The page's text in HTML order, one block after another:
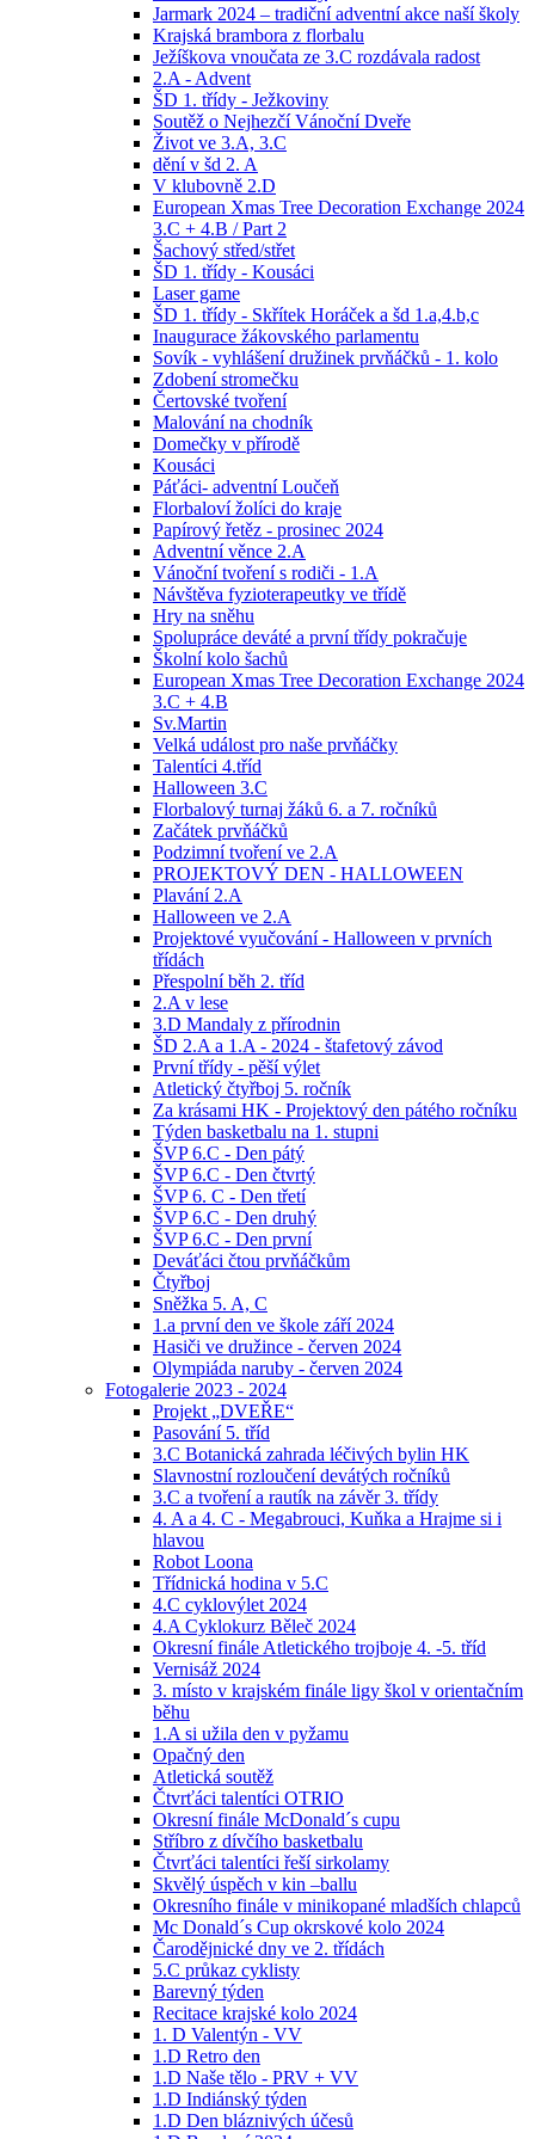
Jarmark 2024 – tradiční adventní akce naší školy
Krajská brambora z florbalu
Ježíškova vnoučata ze 3.C rozdávala radost
2.A - Advent
ŠD 1. třídy - Ježkoviny
Soutěž o Nejhezčí Vánoční Dveře
Život ve 3.A, 3.C
dění v šd 2. A
V klubovně 2.D
European Xmas Tree Decoration Exchange 2024
3.C + 4.B / Part 2
Šachový střed/střet
ŠD 1. třídy - Kousáci
Laser game
ŠD 1. třídy - Skřítek Horáček a šd 1.a,4.b,c
Inaugurace žákovského parlamentu
Sovík - vyhlášení družinek prvňáčků - 1. kolo
Zdobení stromečku
Čertovské tvoření
Malování na chodník
Domečky v přírodě
Kousáci
Páťáci- adventní Loučeň
Florbaloví žolíci do kraje
Papírový řetěz - prosinec 2024
Adventní věnce 2.A
Vánoční tvoření s rodiči - 1.A
Návštěva fyzioterapeutky ve třídě
Hry na sněhu
Spolupráce deváté a první třídy pokračuje
Školní kolo šachů
European Xmas Tree Decoration Exchange 2024
3.C + 4.B
Sv.Martin
Velká událost pro naše prvňáčky
Talentíci 4.tříd
Halloween 3.C
Florbalový turnaj žáků 6. a 7. ročníků
Začátek prvňáčků
Podzimní tvoření ve 2.A
PROJEKTOVÝ DEN - HALLOWEEN
Plavání 2.A
Halloween ve 2.A
Projektové vyučování - Halloween v prvních
třídách
Přespolní běh 2. tříd
2.A v lese
3.D Mandaly z přírodnin
ŠD 2.A a 1.A - 2024 - štafetový závod
První třídy - pěší výlet
Atletický čtyřboj 5. ročník
Za krásami HK - Projektový den pátého ročníku
Týden basketbalu na 1. stupni
ŠVP 6.C - Den pátý
ŠVP 6.C - Den čtvrtý
ŠVP 6. C - Den třetí
ŠVP 6.C - Den druhý
ŠVP 6.C - Den první
Deváťáci čtou prvňáčkům
Čtyřboj
Sněžka 5. A, C
1.a první den ve škole září 2024
Hasiči ve družince - červen 2024
Olympiáda naruby - červen 2024
Fotogalerie 2023 - 2024
Projekt „DVEŘE“
Pasování 5. tříd
3.C Botanická zahrada léčivých bylin HK
Slavnostní rozloučení devátých ročníků
3.C a tvoření a rautík na závěr 3. třídy
4. A a 4. C - Megabrouci, Kuňka a Hrajme si i
hlavou
Robot Loona
Třídnická hodina v 5.C
4.C cyklovýlet 2024
4.A Cyklokurz Běleč 2024
Okresní finále Atletického trojboje 4. -5. tříd
Vernisáž 2024
3. místo v krajském finále ligy škol v orientačním
běhu
1.A si užila den v pyžamu
Opačný den
Atletická soutěž
Čtvrťáci talentíci OTRIO
Okresní finále McDonald´s cupu
Stříbro z dívčího basketbalu
Čtvrťáci talentíci řeší sirkolamy
Skvělý úspěch v kin –ballu
Okresního finále v minikopané mladších chlapců
Mc Donald´s Cup okrskové kolo 2024
Čarodějnické dny ve 2. třídách
5.C průkaz cyklisty
Barevný týden
Recitace krajské kolo 2024
1. D Valentýn - VV
1.D Retro den
1.D Naše tělo - PRV + VV
1.D Indiánský týden
1.D Den bláznivých účesů